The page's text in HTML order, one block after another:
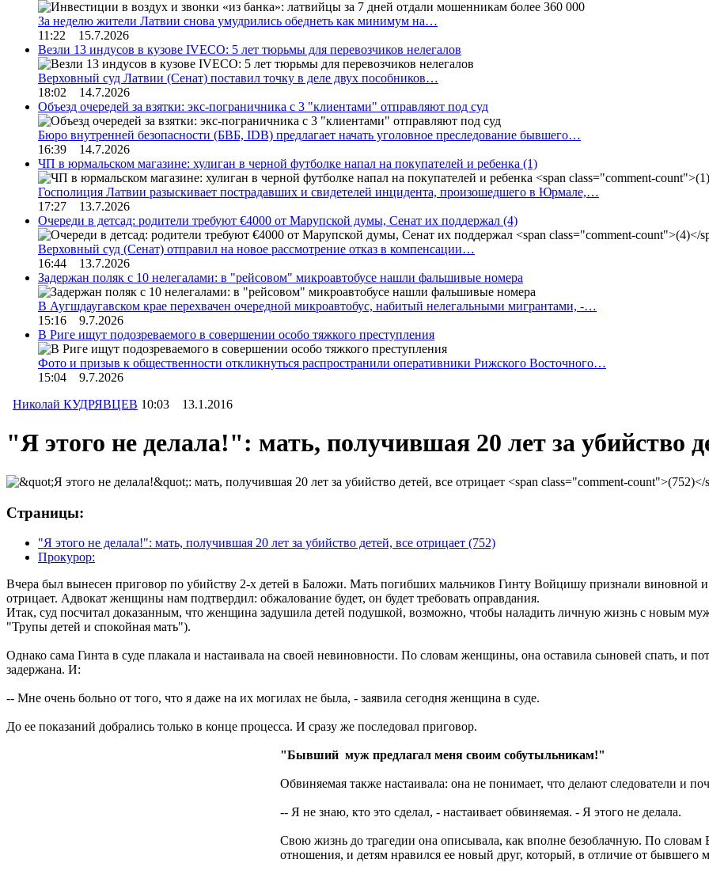
За неделю жители Латвии снова умудрились обеднеть как минимум на…
11:22 15.7.2026
Везли 13 индусов в кузове IVECO: 5 лет тюрьмы для перевозчиков нелегалов
Верховный суд Латвии (Сенат) поставил точку в деле двух пособников…
18:02 14.7.2026
Объезд очередей за взятки: экс-пограничника с 3 "клиентами" отправляют под суд
Бюро внутренней безопасности (БВБ, IDB) предлагает начать уголовное преследование бывшего…
16:39 14.7.2026
ЧП в юрмальском магазине: хулиган в черной футболке напал на покупателей и ребенка (1)
Госполиция Латвии разыскивает пострадавших и свидетелей инцидента, произошедшего в Юрмале,…
17:27 13.7.2026
Очереди в детсад: родители требуют €4000 от Марупской думы, Сенат их поддержал (4)
Верховный суд (Сенат) отправил на новое рассмотрение отказ в компенсации…
16:44 13.7.2026
Задержан поляк с 10 нелегалами: в "рейсовом" микроавтобусе нашли фальшивые номера
В Аугшдаугавском крае перехвачен очередной микроавтобус, набитый нелегальными мигрантами, -…
15:16 9.7.2026
В Риге ищут подозреваемого в совершении особо тяжкого преступления
Фото и призыв к общественности откликнуться распространили оперативники Рижского Восточного…
15:04 9.7.2026
Николай КУДРЯВЦЕВ 10:03 13.1.2016
"Я этого не делала!": мать, получившая 20 лет за убийство
Страницы:
"Я этого не делала!": мать, получившая 20 лет за убийство детей, все отрицает (752)
Прокурор:
Вчера был вынесен приговор по убийству 2-х детей в Баложи. Мать погибших мальчиков Гинту Войцишу признали виновной и
отрицает. Адвокат женщины нам подтвердил: обжалование будет, он будет требовать оправдания.
Итак, суд посчитал доказанным, что женщина задушила детей подушкой, возможно, чтобы наладить личную жизнь с новым
"Трупы детей и спокойная мать").
Однако сама Гинта в суде плакала и настаивала на своей невиновности. По словам женщины, она оставила сыновей спать, и
задержана. И:
-- Мне очень больно от того, что я даже на их могилах не была, - заявила сегодня женщина в суде.
До ее показаний добрались только в конце процесса. И сразу же последовал приговор.
"Бывший муж предлагал меня своим собутыльникам!"
Обвиняемая также настаивала: она не понимает, что делают следователи и
-- Я не знаю, кто это сделал, - настаивает обвиняемая. - Я этого не делала.
Свою жизнь до трагедии она описывала, как вполне безоблачную. По
отношения, и детям нравился ее новый друг, который, в отличие от бывшего